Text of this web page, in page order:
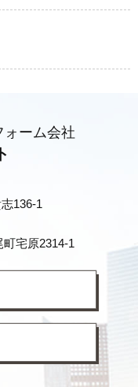
ォーム会社
136-1
宅原2314-1